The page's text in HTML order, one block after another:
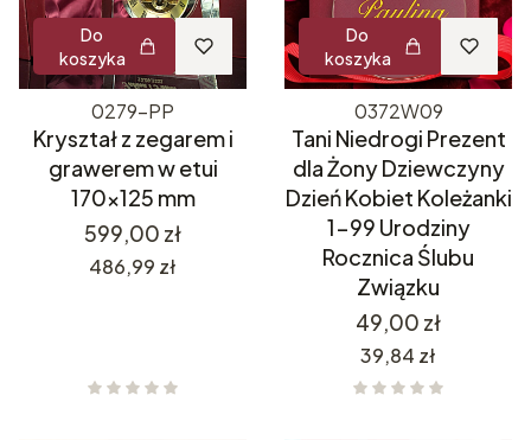
Do
koszyka
0279-PP
Kryształ z zegarem i
grawerem w etui
170x125 mm
Cena
599,00 zł
Cena
486,99 zł
Do
koszyka
0372W09
Tani Niedrogi Prezent
dla Żony Dziewczyny
Dzień Kobiet Koleżanki
1-99 Urodziny
Rocznica Ślubu
Związku
Cena
49,00 zł
Cena
39,84 zł